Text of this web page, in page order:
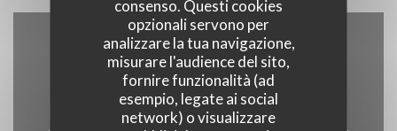
consenso. Questi cookies
opzionali servono per
analizzare la tua navigazione,
misurare l'audience del sito,
fornire funzionalità (ad
esempio, legate ai social
network) o visualizzare
Contattaci